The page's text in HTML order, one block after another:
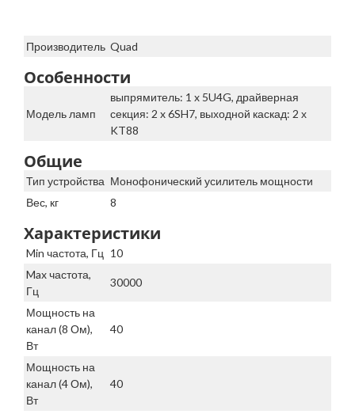
Производитель Quad
Особенности
Модель ламп
выпрямитель: 1 x 5U4G, драйверная
секция: 2 x 6SH7, выходной каскад: 2 х
KT88
Общие
Тип устройства Монофонический усилитель мощности
Вес, кг
8
Характеристики
Min частота, Гц 10
Max частота,
Гц
30000
Мощность на
канал (8 Ом),
Вт
40
Мощность на
канал (4 Ом),
Вт
40